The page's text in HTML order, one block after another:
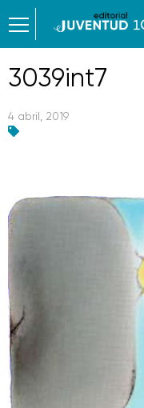
3039int7
4 abril, 2019